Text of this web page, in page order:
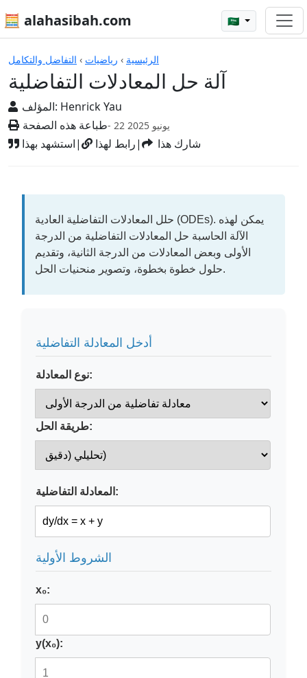
🧮 alahasibah.com 🇸🇦
الرئيسية › رياضيات › التفاضل والتكامل
آلة حل المعادلات التفاضلية
المؤلف: Henrick Yau
طباعة هذه الصفحة
- 22 يونيو 2025
استشهد بهذا| رابط لهذا| شارك هذا
الآلات الحاسبة
حلل المعادلات التفاضلية العادية (ODEs). يمكن لهذه
الآلة الحاسبة حل المعادلات التفاضلية من الدرجة
الأولى وبعض المعادلات من الدرجة الثانية، وتقديم
حلول خطوة بخطوة، وتصوير منحنيات الحل.
أدخل المعادلة التفاضلية
نوع المعادلة:
طريقة الحل:
المعادلة التفاضلية:
الشروط الأولية
x₀:
y(x₀):